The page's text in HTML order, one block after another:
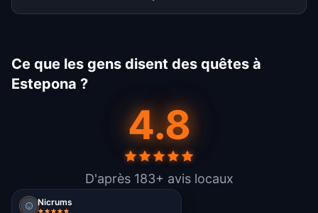
Ce que les gens disent des quêtes à
Estepona ?
4.8
D'après 183+ avis locaux
Nicrums